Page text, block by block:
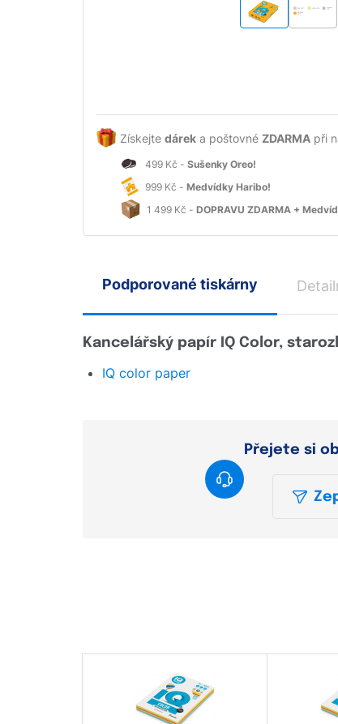
Získejte dárek a poštovné ZDARMA při
499 Kč - Sušenky Oreo!
999 Kč - Medvídky Haribo!
1 499 Kč - DOPRAVU ZDARMA +
Podporované tiskárny
Kancelářský papír IQ Color,
IQ color paper
Přejete si